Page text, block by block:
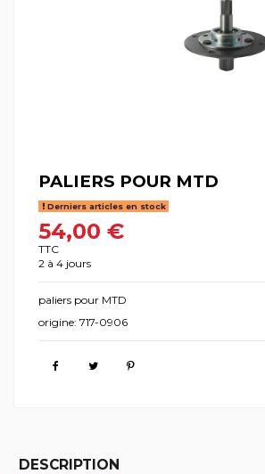
PALIERS POUR MTD
Derniers articles en stock
54,00 €
TTC
2 à 4 jours
paliers pour MTD
origine: 717-0906
DESCRIPTION